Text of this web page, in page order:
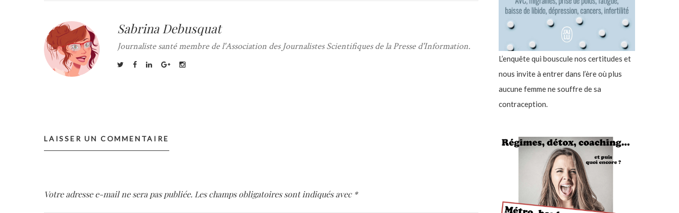
Sabrina Debusquat
Journaliste santé membre de l'Association des Journalistes Scientifiques de la Presse d'Information.
LAISSER UN COMMENTAIRE
Votre adresse e-mail ne sera pas publiée. Les champs obligatoires sont indiqués avec *
L’enquête qui bouscule nos certitudes et
nous invite à entrer dans l’ère où plus
aucune femme ne souffre de sa
contraception.